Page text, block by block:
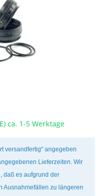
ca. 1-5 Werktage
versandfertig" angegeben
Lieferzeiten. Wir
daß es aufgrund der
Ausnahmefällen zu längeren